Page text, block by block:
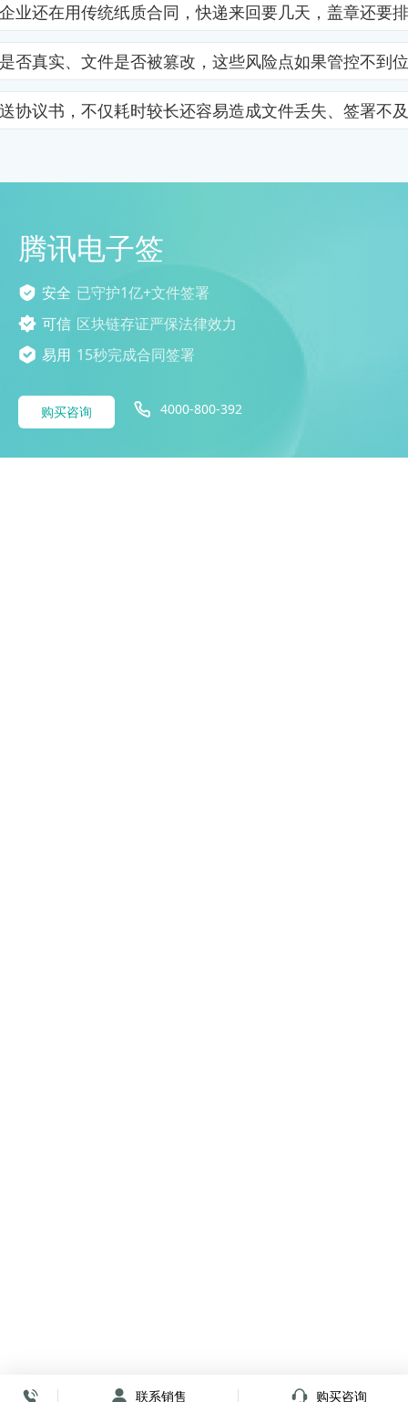
还在用传统纸质合同，快递来回要几天，盖章还
真实、文件是否被篡改，这些风险点如果管控不
议书，不仅耗时较长还容易造成文件丢失、签署
腾讯电子签
安全 已守护1亿+文件签署
可信 区块链存证严保法律效力
易用 15秒完成合同签署
购买咨询 4000-800-392
联系销售 购买咨询